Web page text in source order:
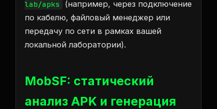
lab/apks
(например, через подключение
по кабелю, файловый менеджер или
передачу по сети в рамках вашей
локальной лаборатории).
MobSF: статический
анализ APK и генерация